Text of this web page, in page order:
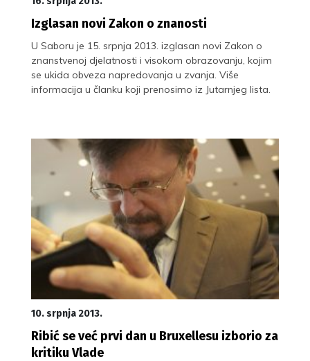
Izglasan novi Zakon o znanosti
U Saboru je 15. srpnja 2013. izglasan novi Zakon o
znanstvenoj djelatnosti i visokom obrazovanju, kojim
se ukida obveza napredovanja u zvanja. Više
informacija u članku koji prenosimo iz Jutarnjeg lista.
10. srpnja 2013.
Ribić se već prvi dan u Bruxellesu izborio za
kritiku Vlade